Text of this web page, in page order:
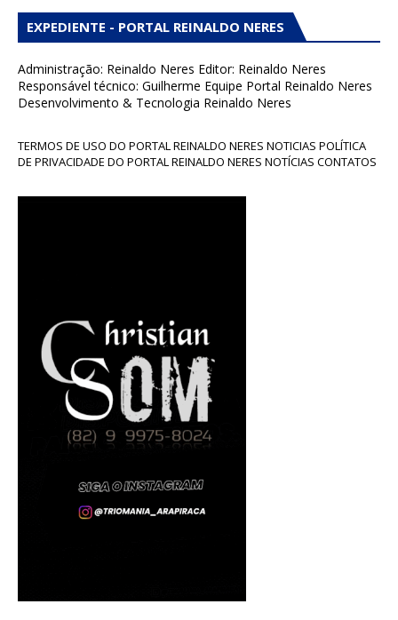
EXPEDIENTE - PORTAL REINALDO NERES
Administração: Reinaldo Neres Editor: Reinaldo Neres
Responsável técnico: Guilherme Equipe Portal Reinaldo Neres
Desenvolvimento & Tecnologia Reinaldo Neres
TERMOS DE USO DO PORTAL REINALDO NERES NOTICIAS POLÍTICA
DE PRIVACIDADE DO PORTAL REINALDO NERES NOTÍCIAS CONTATOS